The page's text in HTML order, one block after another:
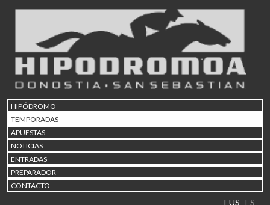
HIPÓDROMO
TEMPORADAS
APUESTAS
NOTICIAS
ENTRADAS
PREPARADOR
CONTACTO
EUS ES